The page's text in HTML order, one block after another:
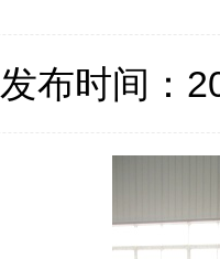
发布时间：